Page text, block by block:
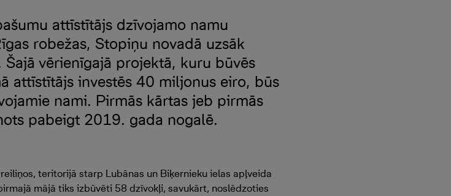
attīstītājs dzīvojamo namu
robežas, Stopiņu novadā uzsāk
Šajā vērienīgajā projektā, kuru būvēs
attīstītājs investēs 40 miljonus eiro, būs
nami. Pirmās kārtas jeb pirmās
pabeigt 2019. gada nogalē.
teritorijā starp Lubānas un Biķernieku ielas apļveida
mājā tiks izbūvēti 58 dzīvokļi, savukārt, noslēdzoties